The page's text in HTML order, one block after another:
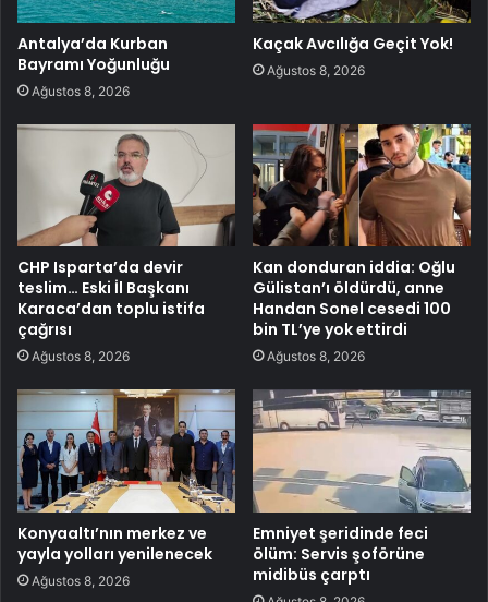
Antalya’da Kurban
Bayramı Yoğunluğu
Ağustos 8, 2026
Kaçak Avcılığa Geçit Yok!
Ağustos 8, 2026
CHP Isparta’da devir
teslim… Eski İl Başkanı
Karaca’dan toplu istifa
çağrısı
Ağustos 8, 2026
Kan donduran iddia: Oğlu
Gülistan’ı öldürdü, anne
Handan Sonel cesedi 100
bin TL’ye yok ettirdi
Ağustos 8, 2026
Konyaaltı’nın merkez ve
yayla yolları yenilenecek
Ağustos 8, 2026
Emniyet şeridinde feci
ölüm: Servis şoförüne
midibüs çarptı